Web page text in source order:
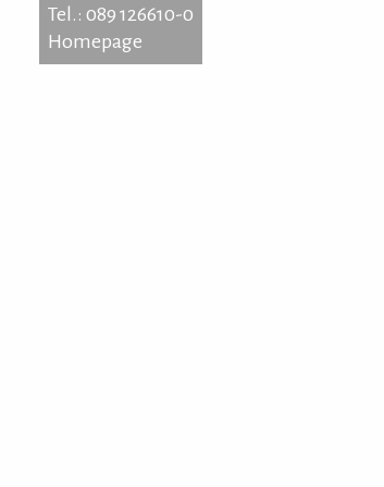
Tel.: 089 126610-0
Homepage